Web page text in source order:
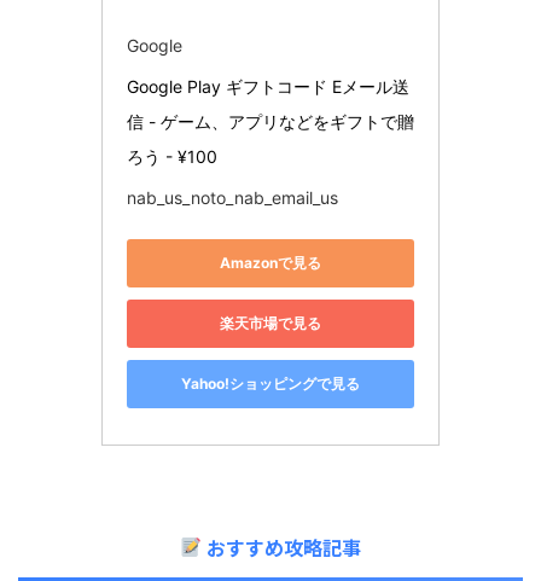
Google
Google Play ギフトコード Eメール送
信 - ゲーム、アプリなどをギフトで贈
ろう - ¥100
nab_us_noto_nab_email_us
Amazonで見る
楽天市場で見る
Yahoo!ショッピングで見る
おすすめ攻略記事